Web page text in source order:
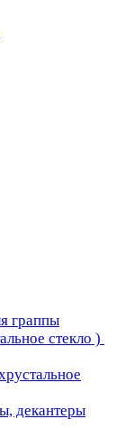
граппы
стекло )
декантеры